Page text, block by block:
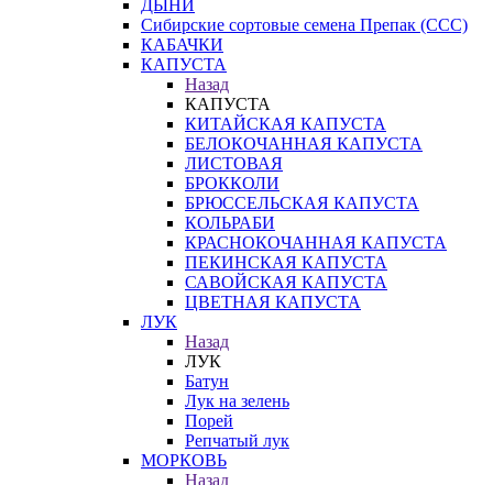
ДЫНИ
Сибирские сортовые семена Препак (ССС)
КАБАЧКИ
КАПУСТА
Назад
КАПУСТА
КИТАЙСКАЯ КАПУСТА
БЕЛОКОЧАННАЯ КАПУСТА
ЛИСТОВАЯ
БРОККОЛИ
БРЮССЕЛЬСКАЯ КАПУСТА
КОЛЬРАБИ
КРАСНОКОЧАННАЯ КАПУСТА
ПЕКИНСКАЯ КАПУСТА
САВОЙСКАЯ КАПУСТА
ЦВЕТНАЯ КАПУСТА
ЛУК
Назад
ЛУК
Батун
Лук на зелень
Порей
Репчатый лук
МОРКОВЬ
Назад